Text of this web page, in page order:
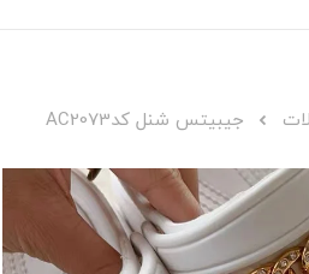
جیبیتس شنل کدAC2073